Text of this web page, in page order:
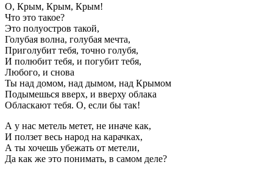
О, Крым, Крым, Крым!
Что это такое?
Это полуостров такой,
Голубая волна, голубая мечта,
Приголубит тебя, точно голубя,
И полюбит тебя, и погубит тебя,
Любого, и снова
Ты над домом, над дымом, над Крымом
Подымешься вверх, и вверху облака
Обласкают тебя. О, если бы так!
А у нас метель метет, не иначе как,
И ползет весь народ на карачках,
А ты хочешь убежать от метели,
Да как же это понимать, в самом деле?